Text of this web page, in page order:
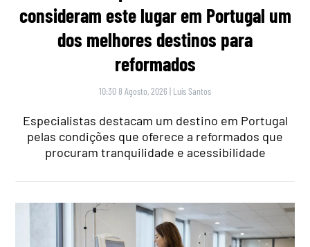
consideram este lugar em Portugal um
dos melhores destinos para
reformados
10:30 8 Agosto, 2026 | Luís Santos
Especialistas destacam um destino em Portugal
pelas condições que oferece a reformados que
procuram tranquilidade e acessibilidade